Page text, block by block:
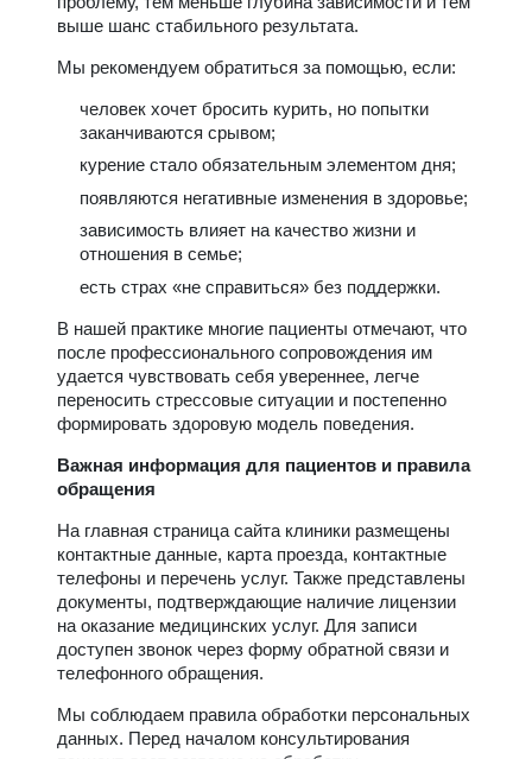
выше шанс стабильного результата.
Мы рекомендуем обратиться за помощью, если:
человек хочет бросить курить, но попытки
заканчиваются срывом;
курение стало обязательным элементом дня;
появляются негативные изменения в здоровье;
зависимость влияет на качество жизни и
отношения в семье;
есть страх «не справиться» без поддержки.
В нашей практике многие пациенты отмечают, что
после профессионального сопровождения им
удается чувствовать себя увереннее, легче
переносить стрессовые ситуации и постепенно
формировать здоровую модель поведения.
Важная информация для пациентов и правила
обращения
На главная страница сайта клиники размещены
контактные данные, карта проезда, контактные
телефоны и перечень услуг. Также представлены
документы, подтверждающие наличие лицензии
на оказание медицинских услуг. Для записи
доступен звонок через форму обратной связи и
телефонного обращения.
Мы соблюдаем правила обработки персональных
данных. Перед началом консультирования